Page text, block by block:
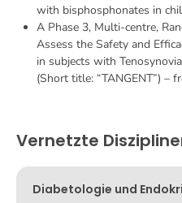
with bisphosphonates in
A Phase 3, Multi-centre,
Assess the Safety and
in subjects with
(Short title: “TANGENT”) –
Vernetzte
Diabetologie und